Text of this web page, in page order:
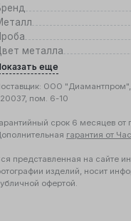
металла
еще
ООО "Диамантпром",
пом. 6-10
срок 6 месяцев от
гарантия от
представленная на сайте
изделий, носит
офертой.